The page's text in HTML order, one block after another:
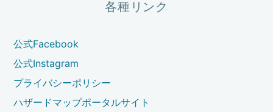
各種リンク
公式Facebook
公式Instagram
プライバシーポリシー
ハザードマップポータルサイト